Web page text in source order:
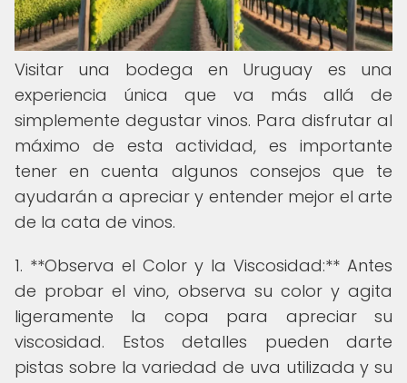
Visitar una bodega en Uruguay es una
experiencia única que va más allá de
simplemente degustar vinos. Para disfrutar al
máximo de esta actividad, es importante
tener en cuenta algunos consejos que te
ayudarán a apreciar y entender mejor el arte
de la cata de vinos.
1. **Observa el Color y la Viscosidad:** Antes
de probar el vino, observa su color y agita
ligeramente la copa para apreciar su
viscosidad. Estos detalles pueden darte
pistas sobre la variedad de uva utilizada y su